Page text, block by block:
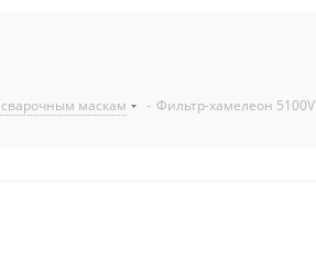
маскам - Фильтр-хамелеон 5100V